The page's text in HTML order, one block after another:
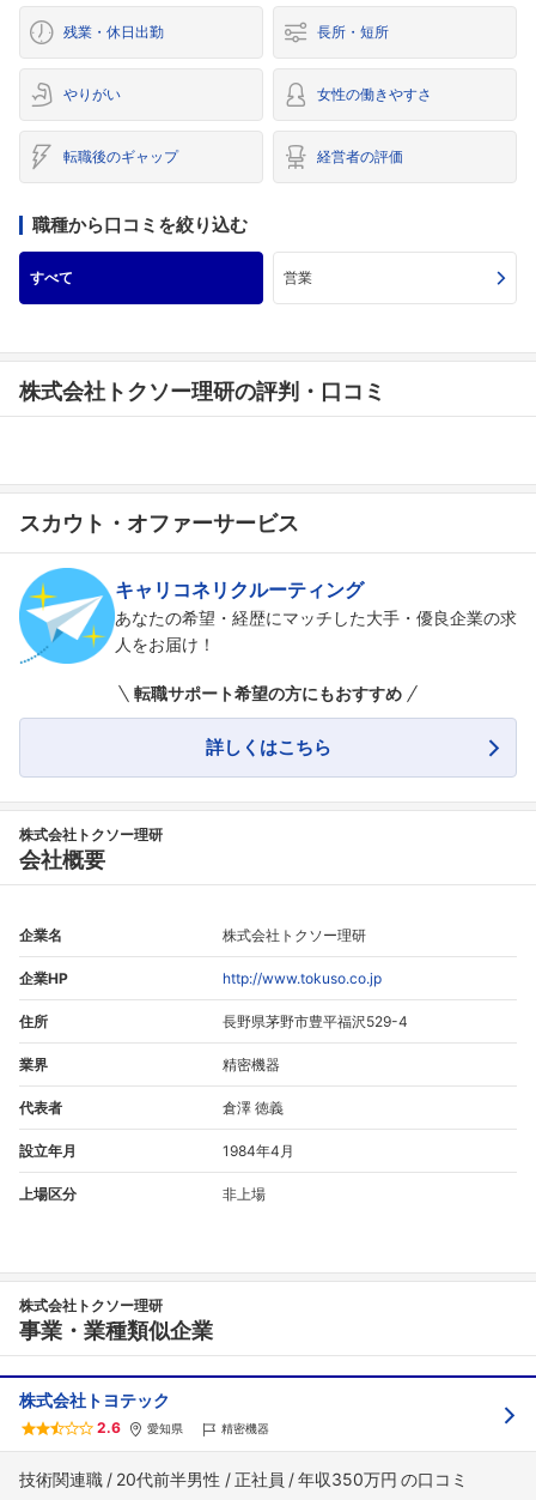
残業・休日出勤 長所・短所
やりがい 女性の働きやすさ
転職後のギャップ 経営者の評価
職種から口コミを絞り込む
すべて 営業
株式会社トクソー理研の評判・口コミ
スカウト・オファーサービス
キャリコネリクルーティング
あなたの希望・経歴にマッチした大手・優良企業の求
人をお届け！
転職サポート希望の方にもおすすめ
詳しくはこちら
株式会社トクソー理研
会社概要
企業名 株式会社トクソー理研
企業HP http://www.tokuso.co.jp
住所 長野県茅野市豊平福沢529-4
業界 精密機器
代表者 倉澤 徳義
設立年月 1984年4月
上場区分 非上場
株式会社トクソー理研
事業・業種類似企業
株式会社トヨテック
2.6 愛知県 精密機器
技術関連職 20代前半男性 正社員 年収350万円